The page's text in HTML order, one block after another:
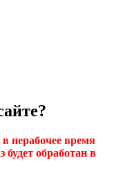
нерабочее время
обработан в